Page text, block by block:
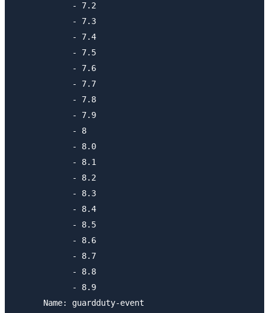
            - 7.2
            - 7.3
            - 7.4
            - 7.5
            - 7.6
            - 7.7
            - 7.8
            - 7.9
            - 8
            - 8.0
            - 8.1
            - 8.2
            - 8.3
            - 8.4
            - 8.5
            - 8.6
            - 8.7
            - 8.8
            - 8.9
      Name: guardduty-event